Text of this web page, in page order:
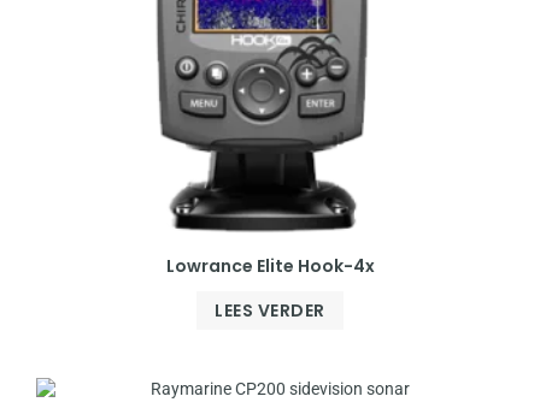
Lowrance Elite Hook-4x
LEES VERDER